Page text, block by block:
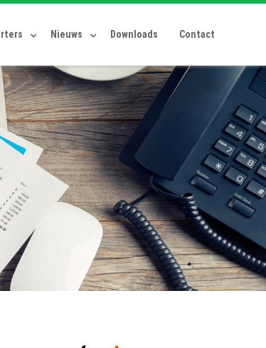
Nieuws Downloads Contact